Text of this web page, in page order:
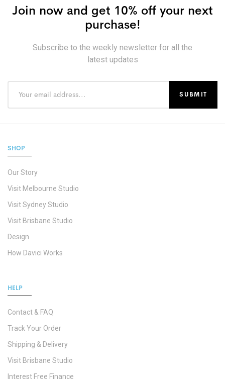
Join now and get 10% off your next
purchase!
Subscribe to the weekly newsletter for all the
latest updates
SHOP
Our Story
Visit Melbourne Studio
Visit Sydney Studio
Visit Brisbane Studio
Design
How Davici Works
HELP
Contact & FAQ
Track Your Order
Shipping & Delivery
Visit Brisbane Studio
Interest Free Finance